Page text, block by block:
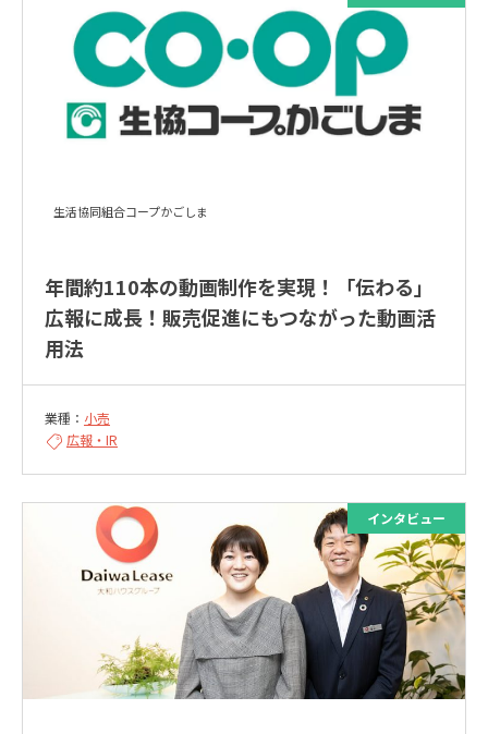
生活協同組合コープかごしま
年間約110本の動画制作を実現！「伝わる」
広報に成長！販売促進にもつながった動画活
用法
業種： 小売
広報・IR